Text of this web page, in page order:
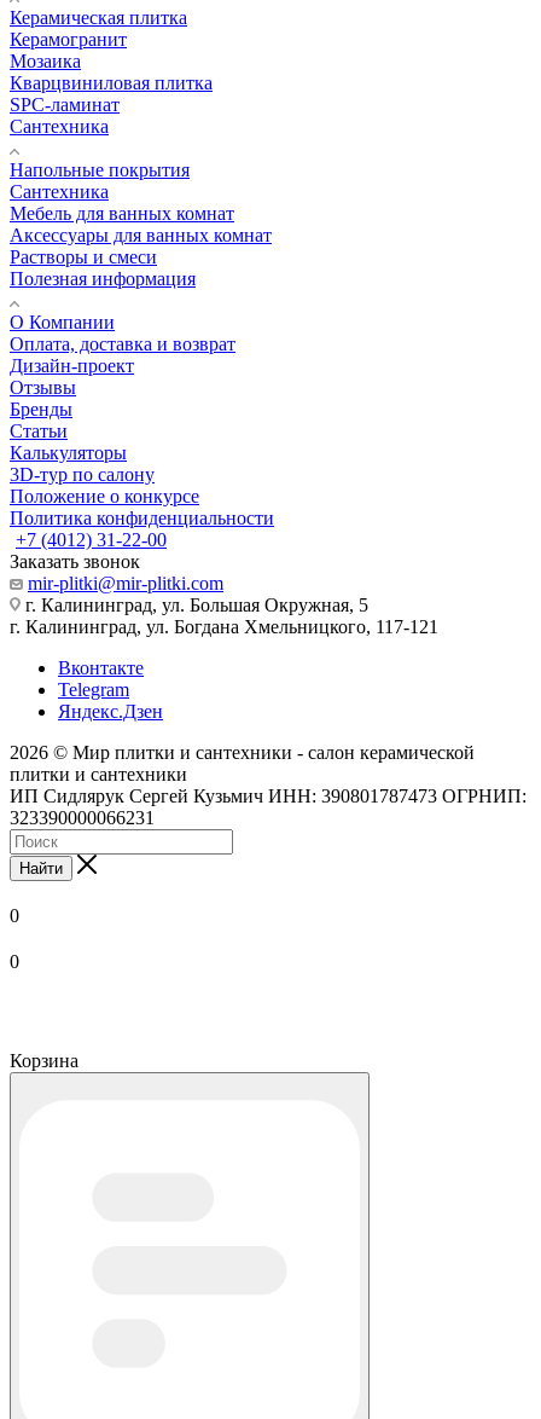
Керамическая плитка
Керамогранит
Мозаика
Кварцвиниловая плитка
SPC-ламинат
Сантехника
Напольные покрытия
Сантехника
Мебель для ванных комнат
Аксессуары для ванных комнат
Растворы и смеси
Полезная информация
О Компании
Оплата, доставка и возврат
Дизайн-проект
Отзывы
Бренды
Статьи
Калькуляторы
3D-тур по салону
Положение о конкурсе
Политика конфиденциальности
+7 (4012) 31-22-00
Заказать звонок
mir-plitki@mir-plitki.com
г. Калининград, ул. Большая Окружная, 5
г. Калининград, ул. Богдана Хмельницкого, 117-121
Вконтакте
Telegram
Яндекс.Дзен
2026 © Мир плитки и сантехники - салон керамической
плитки и сантехники
ИП Сидлярук Сергей Кузьмич ИНН: 390801787473 ОГРНИП:
323390000066231
Найти
0
0
Корзина